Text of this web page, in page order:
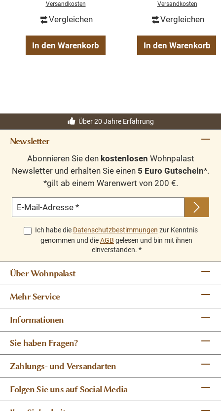
Versandkosten
Vergleichen
In den Warenkorb
Versandkosten
Vergleichen
In den Warenkorb
Über 20 Jahre Erfahrung
Newsletter
Abonnieren Sie den kostenlosen Wohnpalast
Newsletter und erhalten Sie einen 5 Euro Gutschein*.
*gilt ab einem Warenwert von 200 €.
E-Mail-Adresse *
Ich habe die Datenschutzbestimmungen zur Kenntnis
genommen und dieAGB gelesen und bin mit ihnen
einverstanden. *
Über Wohnpalast
Mehr Service
Informationen
Sie haben Fragen?
Zahlungs- und Versandarten
Folgen Sie uns auf Social Media